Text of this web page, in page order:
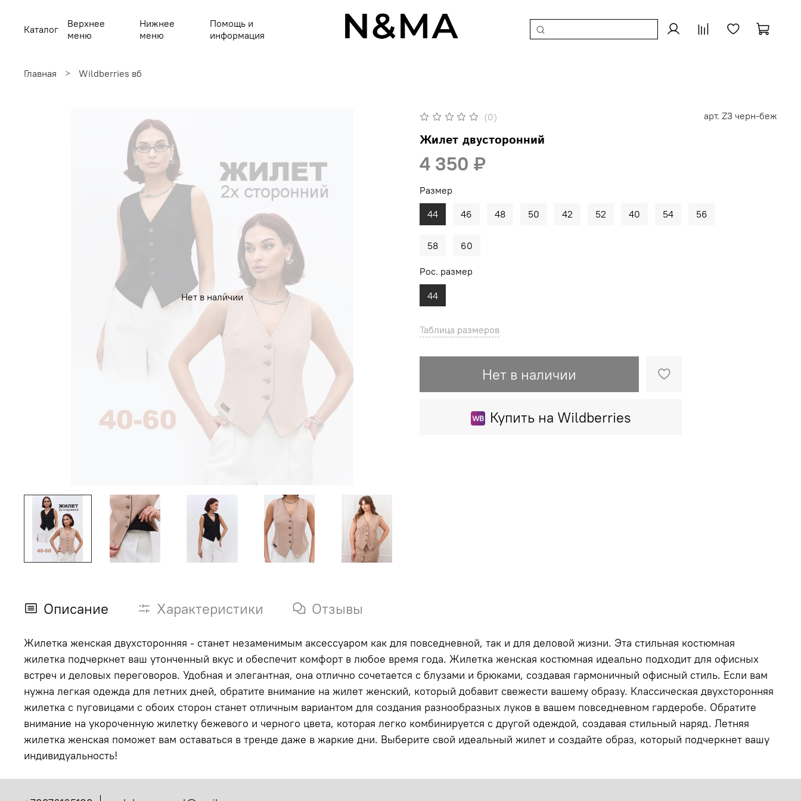
Каталог
Верхнее
меню
Нижнее
меню
Помощь и
информация
Главная Wildberries вб
Нет в наличии
(0) арт. Z3 черн-беж
Жилет двусторонний
4 350 ₽
Таблица размеров
Таблица размеров
Нет в наличии
Купить на Wildberries
Размер
44 46 48 50 42 52 40 54 56
58 60
Рос. размер
44
Описание Характеристики Отзывы
Жилетка женская двухсторонняя - станет незаменимым аксессуаром как для повседневной, так и для деловой жизни. Эта стильная костюмная
жилетка подчеркнет ваш утонченный вкус и обеспечит комфорт в любое время года. Жилетка женская костюмная идеально подходит для офисных
встреч и деловых переговоров. Удобная и элегантная, она отлично сочетается с блузами и брюками, создавая гармоничный офисный стиль. Если вам
нужна легкая одежда для летних дней, обратите внимание на жилет женский, который добавит свежести вашему образу. Классическая двухсторонняя
жилетка с пуговицами с обоих сторон станет отличным вариантом для создания разнообразных луков в вашем повседневном гардеробе. Обратите
внимание на укороченную жилетку бежевого и черного цвета, которая легко комбинируется с другой одеждой, создавая стильный наряд. Летняя
жилетка женская поможет вам оставаться в тренде даже в жаркие дни. Выберите свой идеальный жилет и создайте образ, который подчеркнет вашу
индивидуальность!